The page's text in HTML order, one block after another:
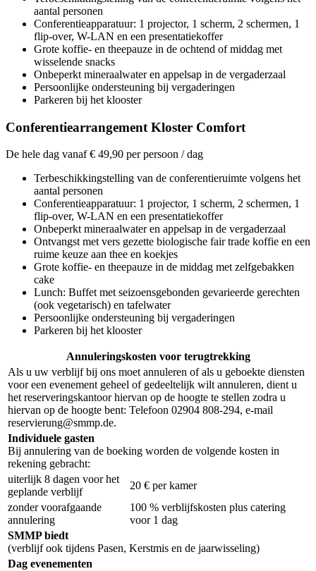
aantal personen
Conferentieapparatuur: 1 projector, 1 scherm, 2 schermen, 1
flip-over, W-LAN en een presentatiekoffer
Grote koffie- en theepauze in de ochtend of middag met
wisselende snacks
Onbeperkt mineraalwater en appelsap in de vergaderzaal
Persoonlijke ondersteuning bij vergaderingen
Parkeren bij het klooster
Conferentiearrangement Kloster Comfort
De hele dag vanaf € 49,90 per persoon / dag
Terbeschikkingstelling van de conferentieruimte volgens het
aantal personen
Conferentieapparatuur: 1 projector, 1 scherm, 2 schermen, 1
flip-over, W-LAN en een presentatiekoffer
Onbeperkt mineraalwater en appelsap in de vergaderzaal
Ontvangst met vers gezette biologische fair trade koffie en een
ruime keuze aan thee en koekjes
Grote koffie- en theepauze in de middag met zelfgebakken
cake
Lunch: Buffet met seizoensgebonden gevarieerde gerechten
(ook vegetarisch) en tafelwater
Persoonlijke ondersteuning bij vergaderingen
Parkeren bij het klooster
Annuleringskosten voor terugtrekking
Als u uw verblijf bij ons moet annuleren of als u geboekte diensten
voor een evenement geheel of gedeeltelijk wilt annuleren, dient u
het reserveringskantoor hiervan op de hoogte te stellen zodra u
hiervan op de hoogte bent: Telefoon 02904 808-294, e-mail
reservierung@smmp.de.
Individuele gasten
Bij annulering van de boeking worden de volgende kosten in
rekening gebracht:
uiterlijk 8 dagen voor het
geplande verblijf
20 € per kamer
zonder voorafgaande
annulering
100 % verblijfskosten plus catering
voor 1 dag
SMMP biedt
(verblijf ook tijdens Pasen, Kerstmis en de jaarwisseling)
Dag evenementen